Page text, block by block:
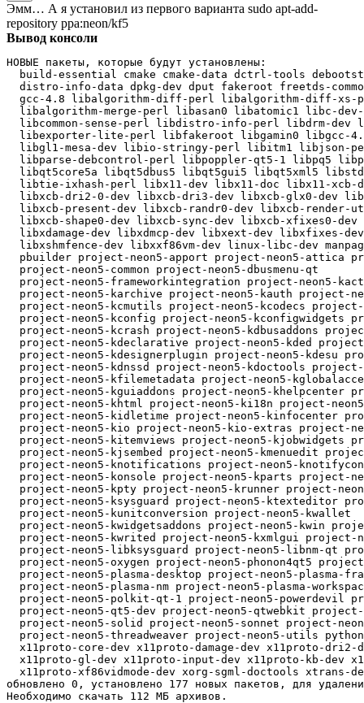
Эмм… А я установил из первого варианта sudo apt-add-
repository ppa:neon/kf5
Вывод консоли
НОВЫЕ пакеты, которые будут установлены:
build-essential cmake cmake-data dctrl-tools
distro-info-data dpkg-dev dput fakeroot freetds-
gcc-4.8 libalgorithm-diff-perl libalgorithm-diff-xs-
libalgorithm-merge-perl libasan0 libatomic1 libc-
libcommon-sense-perl libdistro-info-perl libdrm-dev
libexporter-lite-perl libfakeroot libgamin0 libgcc-
libgl1-mesa-dev libio-stringy-perl libitm1 libjson-
libparse-debcontrol-perl libpoppler-qt5-1 libpq5
libqt5core5a libqt5dbus5 libqt5gui5 libqt5xml5
libtie-ixhash-perl libx11-dev libx11-doc libx11-xcb-
libxcb-dri2-0-dev libxcb-dri3-dev libxcb-glx0-dev
libxcb-present-dev libxcb-randr0-dev libxcb-render-
libxcb-shape0-dev libxcb-sync-dev libxcb-xfixes0-dev
libxdamage-dev libxdmcp-dev libxext-dev libxfixes-
libxshmfence-dev libxxf86vm-dev linux-libc-dev
pbuilder project-neon5-apport project-neon5-attica
  project-neon5-common project-neon5-dbusmenu-qt
project-neon5-frameworkintegration project-neon5-
project-neon5-karchive project-neon5-kauth project-
project-neon5-kcmutils project-neon5-kcodecs
project-neon5-kconfig project-neon5-kconfigwidgets
project-neon5-kcrash project-neon5-kdbusaddons
project-neon5-kdeclarative project-neon5-kded
project-neon5-kdesignerplugin project-neon5-kdesu
project-neon5-kdnssd project-neon5-kdoctools
project-neon5-kfilemetadata project-neon5-
project-neon5-kguiaddons project-neon5-khelpcenter
project-neon5-khtml project-neon5-ki18n project-
project-neon5-kidletime project-neon5-kinfocenter
project-neon5-kio project-neon5-kio-extras project-
project-neon5-kitemviews project-neon5-kjobwidgets
project-neon5-kjsembed project-neon5-kmenuedit
project-neon5-knotifications project-neon5-
project-neon5-konsole project-neon5-kparts project-
project-neon5-kpty project-neon5-krunner project-
project-neon5-ksysguard project-neon5-ktexteditor
  project-neon5-kunitconversion project-neon5-kwallet
project-neon5-kwidgetsaddons project-neon5-kwin
project-neon5-kwrited project-neon5-kxmlgui project-
project-neon5-libksysguard project-neon5-libnm-qt
project-neon5-oxygen project-neon5-phonon4qt5
project-neon5-plasma-desktop project-neon5-plasma-
project-neon5-plasma-nm project-neon5-plasma-
project-neon5-polkit-qt-1 project-neon5-powerdevil
project-neon5-qt5-dev project-neon5-qtwebkit
project-neon5-solid project-neon5-sonnet project-
project-neon5-threadweaver project-neon5-utils
x11proto-core-dev x11proto-damage-dev x11proto-dri2-
x11proto-gl-dev x11proto-input-dev x11proto-kb-dev
x11proto-xf86vidmode-dev xorg-sgml-doctools xtrans-
обновлено 0, установлено 177 новых пакетов, для
Необходимо скачать 112 MБ архивов.